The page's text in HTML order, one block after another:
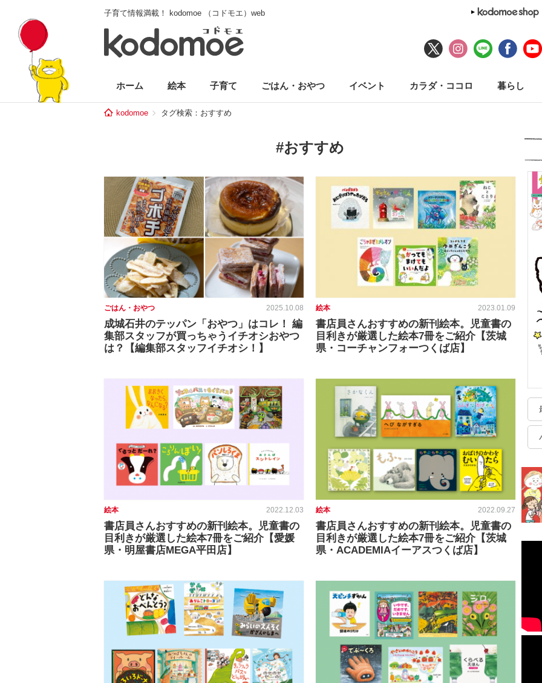
子育て情報満載！ kodomoe （コドモエ）web
ホーム 絵本 子育て ごはん・おやつ イベント カラダ・ココロ 暮らし
kodomoe タグ検索：おすすめ
#おすすめ
ごはん・おやつ 2025.10.08
成城石井のテッパン「おやつ」はコレ！ 編
集部スタッフが買っちゃうイチオシおやつ
は？【編集部スタッフイチオシ！】
絵本 2023.01.09
書店員さんおすすめの新刊絵本。児童書の
目利きが厳選した絵本7冊をご紹介【茨城
県・コーチャンフォーつくば店】
絵本 2022.12.03
書店員さんおすすめの新刊絵本。児童書の
目利きが厳選した絵本7冊をご紹介【愛媛
県・明屋書店MEGA平田店】
絵本 2022.09.27
書店員さんおすすめの新刊絵本。児童書の
目利きが厳選した絵本7冊をご紹介【茨城
県・ACADEMIAイーアスつくば店】